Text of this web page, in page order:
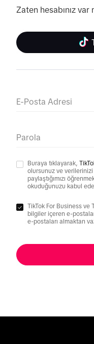
Zaten hesabınız var
E-Posta Adresi
Parola
Buraya tıklayarak,
olursunuz ve verilerinizi
paylaştığımızı
okuduğunuzu kabul
TikTok For Business ve
bilgiler içeren e-
e-postaları almaktan